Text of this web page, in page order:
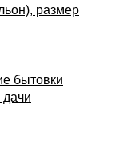
размер
бытовки
дачи